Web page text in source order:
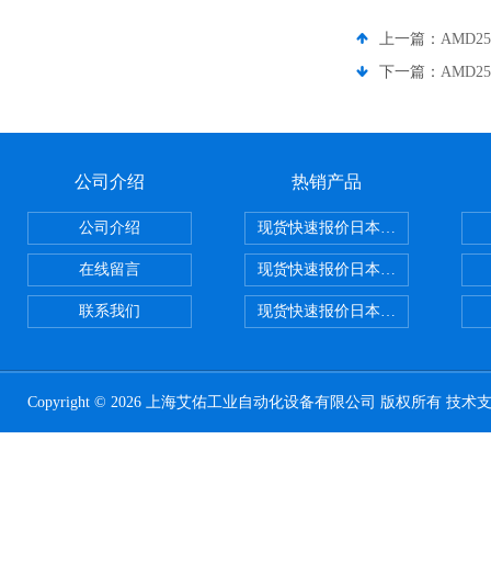
上一篇：
下一篇：
公司介绍
公司介绍
在线留言
联系我们
热销产品
现货快速报价日本SMC气动元件
现货快速报价日本SMC 气动元件
现货快速报价日本SMC气动元件
Copyright © 2026 上海艾佑工业自动化设备有限公司 版权所有 技术